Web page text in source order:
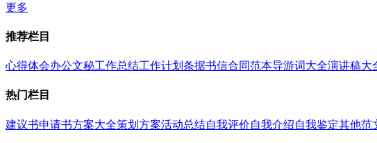
更多
推荐栏目
心得体会办公文秘工作总结工作计划 条据书信合同范本导游词大全演讲稿大
热门栏目
建议书申请书方案大全策划方案活动总结自我评价自我介绍自我鉴定其他范